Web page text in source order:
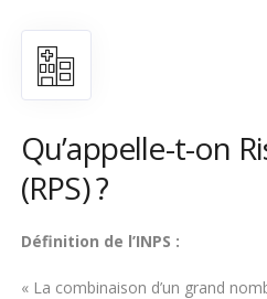
Qu’appelle-t-on
(RPS) ?
Définition de l’INPS :
« La combinaison d’un grand